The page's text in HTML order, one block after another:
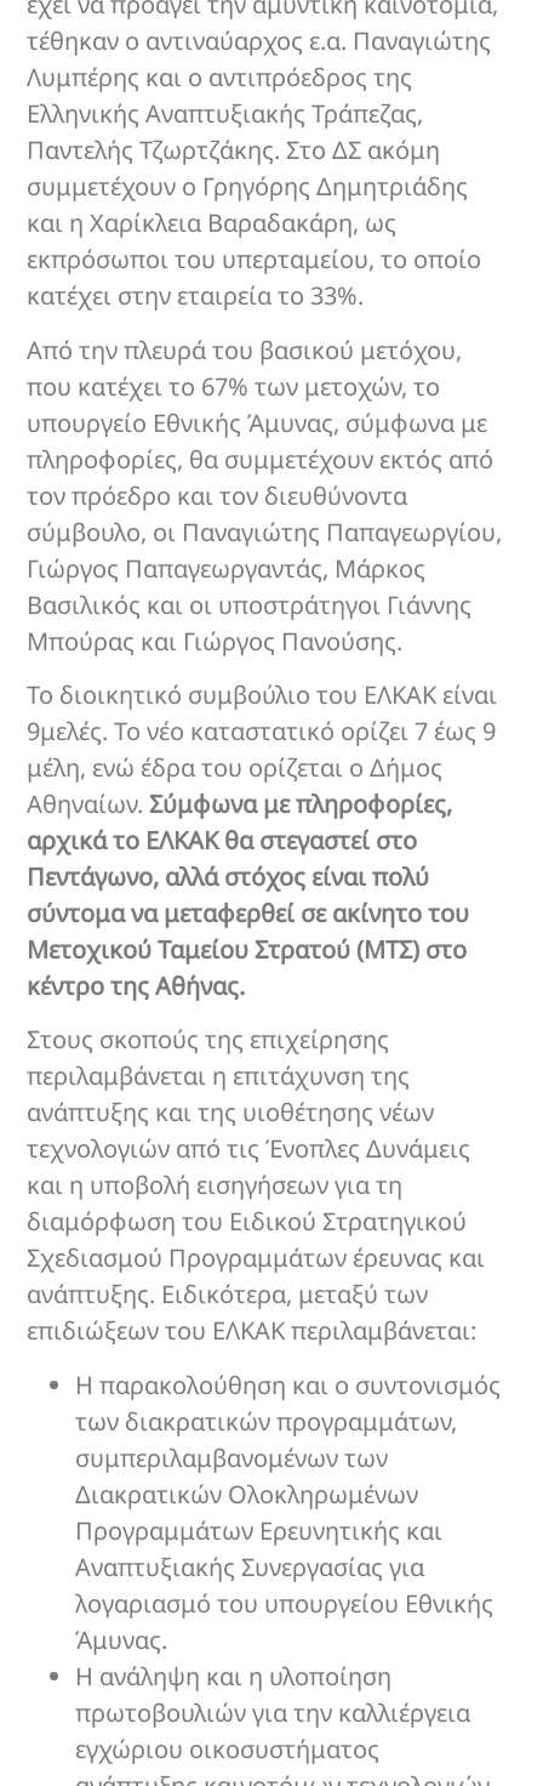
τέθηκαν ο αντιναύαρχος ε.α. Παναγιώτης
Λυμπέρης και ο αντιπρόεδρος της
Ελληνικής Αναπτυξιακής Τράπεζας,
Παντελής Τζωρτζάκης. Στο ΔΣ ακόμη
συμμετέχουν ο Γρηγόρης Δημητριάδης
και η Χαρίκλεια Βαραδακάρη, ως
εκπρόσωποι του υπερταμείου, το οποίο
κατέχει στην εταιρεία το 33%.
Από την πλευρά του βασικού μετόχου,
που κατέχει το 67% των μετοχών, το
υπουργείο Εθνικής Άμυνας, σύμφωνα με
πληροφορίες, θα συμμετέχουν εκτός από
τον πρόεδρο και τον διευθύνοντα
σύμβουλο, οι Παναγιώτης Παπαγεωργίου,
Γιώργος Παπαγεωργαντάς, Μάρκος
Βασιλικός και οι υποστράτηγοι Γιάννης
Μπούρας και Γιώργος Πανούσης.
Το διοικητικό συμβούλιο του ΕΛΚΑΚ είναι
9μελές. Το νέο καταστατικό ορίζει 7 έως 9
μέλη, ενώ έδρα του ορίζεται ο Δήμος
Αθηναίων.Σύμφωνα με πληροφορίες,
αρχικά το ΕΛΚΑΚ θα στεγαστεί στο
Πεντάγωνο, αλλά στόχος είναι πολύ
σύντομα να μεταφερθεί σε ακίνητο του
Μετοχικού Ταμείου Στρατού (ΜΤΣ) στο
κέντρο της Αθήνας.
Στους σκοπούς της επιχείρησης
περιλαμβάνεται η επιτάχυνση της
ανάπτυξης και της υιοθέτησης νέων
τεχνολογιών από τις Ένοπλες Δυνάμεις
και η υποβολή εισηγήσεων για τη
διαμόρφωση του Ειδικού Στρατηγικού
Σχεδιασμού Προγραμμάτων έρευνας και
ανάπτυξης. Ειδικότερα, μεταξύ των
επιδιώξεων του ΕΛΚΑΚ περιλαμβάνεται:
Η παρακολούθηση και ο συντονισμός
των διακρατικών προγραμμάτων,
συμπεριλαμβανομένων των
Διακρατικών Ολοκληρωμένων
Προγραμμάτων Ερευνητικής και
Αναπτυξιακής Συνεργασίας για
λογαριασμό του υπουργείου Εθνικής
Άμυνας.
Η ανάληψη και η υλοποίηση
πρωτοβουλιών για την καλλιέργεια
εγχώριου οικοσυστήματος